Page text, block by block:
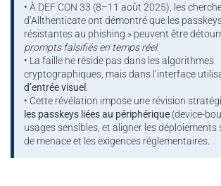
• À DEF CON 33 (8–11 août 2025), les
d’Allthenticate ont démontré que les
résistantes au phishing » peuvent être
prompts falsifiés en temps réel.
• La faille ne réside pas dans les algorithmes
cryptographiques, mais dans l’interface
d’entrée visuel
• Cette révélation impose une révision
les passkeys liées au périphérique (device-
usages sensibles, et aligner les déploiements
de menace et les exigences réglementaires.